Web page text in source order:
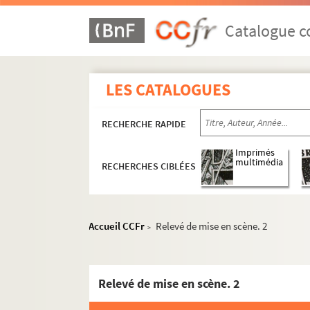
Catalogue
LES CATALOGUES
RECHERCHE RAPIDE
RECHERCHES CIBLÉES
Imprimés
multimédia
Accueil CCFr > Relevé de mise en scène. 2
Relevé de mise en scène. 2
Colette. La seconde : pièce en 4 actes. 1951
Maurice Hennequin, Paul Bilhaud, Pierre
Arthur Bernède. Le secret de la confession
Pierre Wolff. Le secret de Polichinelle :
Georges Delance. Le secret de William
Diego Fabbri. Le séducteur : comédie en 3
Abel Hermant. La semaine folle : pièce en 4
Charlotte Delbo. La sentence : pièce en 3
Félicien Mallefille. Les sept infans de Lara :
Victorien Sardou. Séraphine : comédie en 5